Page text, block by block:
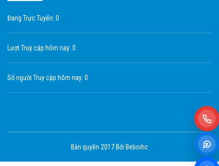
Đang Trực Tuyến: 0
Lượt Truy cập hôm nay: 0
Số người Truy cập hôm nay: 0
Bản quyền 2017 Bới Beboihc